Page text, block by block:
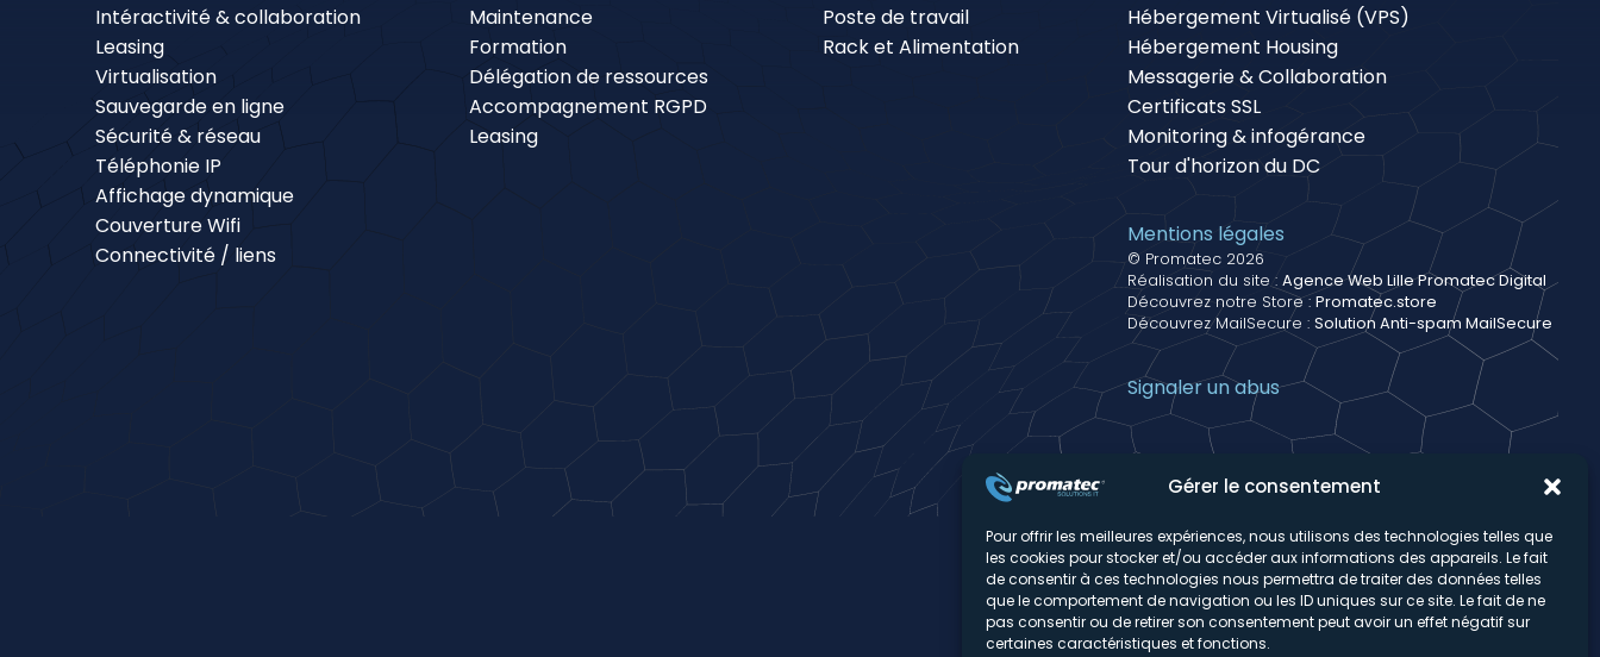
Gérer le consentement
Pour offrir les meilleures expériences, nous utilisons des technologies telles que
les cookies pour stocker et/ou accéder aux informations des appareils. Le fait
de consentir à ces technologies nous permettra de traiter des données telles
que le comportement de navigation ou les ID uniques sur ce site. Le fait de ne
pas consentir ou de retirer son consentement peut avoir un effet négatif sur
certaines caractéristiques et fonctions.
Intéractivité & collaboration
Leasing
Virtualisation
Sauvegarde en ligne
Sécurité & réseau
Téléphonie IP
Affichage dynamique
Couverture Wifi
Connectivité / liens
Maintenance
Formation
Délégation de ressources
Accompagnement RGPD
Leasing
Poste de travail
Rack et Alimentation
Hébergement Virtualisé (VPS)
Hébergement Housing
Messagerie & Collaboration
Certificats SSL
Monitoring & infogérance
Tour d'horizon du DC
Mentions légales
© Promatec 2026
Réalisation du site : Agence Web Lille Promatec Digital
Découvrez notre Store : Promatec.store
Découvrez MailSecure : Solution Anti-spam MailSecure
Signaler un abus